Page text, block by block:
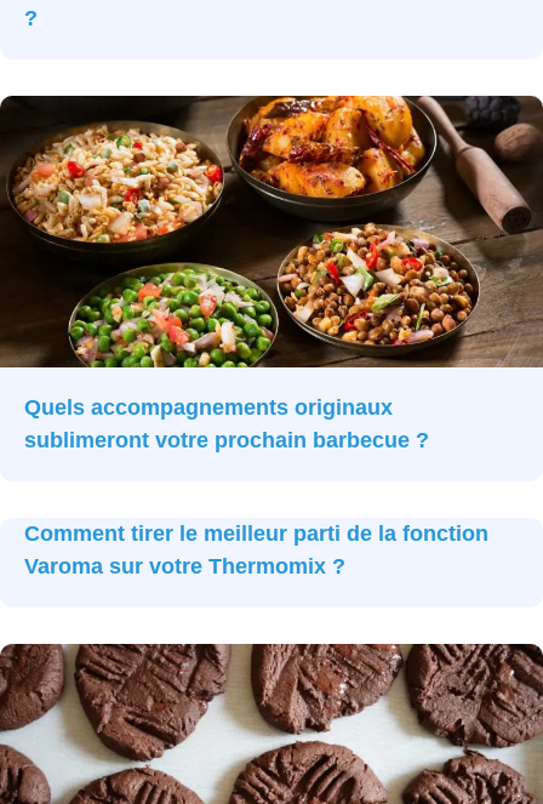
?
Quels accompagnements originaux
sublimeront votre prochain barbecue ?
Comment tirer le meilleur parti de la fonction
Varoma sur votre Thermomix ?